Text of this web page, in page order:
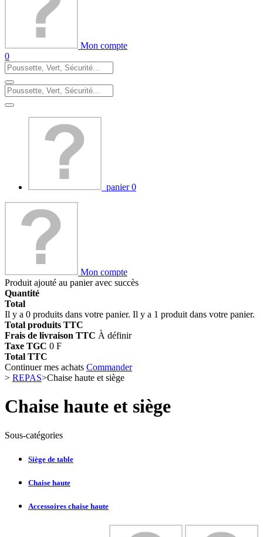
Mon compte
0
panier 0
Mon compte
Produit ajouté au panier avec succès
Quantité
Total
Il y a 0 produits dans votre panier. Il y a 1 produit dans votre panier.
Total produits TTC
Frais de livraison TTC À définir
Taxe TGC 0 F
Total TTC
Continuer mes achats Commander
> REPAS>Chaise haute et siège
Chaise haute et siège
Sous-catégories
Siège de table
Chaise haute
Accessoires chaise haute